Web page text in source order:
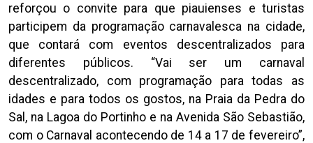
reforçou o convite para que piauienses e turistas
participem da programação carnavalesca na cidade,
que contará com eventos descentralizados para
diferentes públicos. “Vai ser um carnaval
descentralizado, com programação para todas as
idades e para todos os gostos, na Praia da Pedra do
Sal, na Lagoa do Portinho e na Avenida São Sebastião,
com o Carnaval acontecendo de 14 a 17 de fevereiro”,